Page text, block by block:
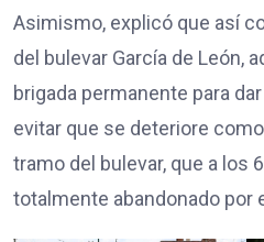
Asimismo, explicó que así
del bulevar García de León,
brigada permanente para
evitar que se deteriore
tramo del bulevar, que a los
totalmente abandonado por